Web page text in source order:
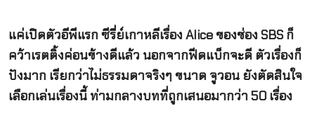
แค่เปิดตัวอีพีแรก ซีรี่ย์เกาหลีเรื่อง Alice ของช่อง SBS ก็
คว้าเรตติ้งค่อนข้างดีแล้ว นอกจากฟีดแบ็กจะดี ตัวเรื่องก็
ปังมาก เรียกว่าไม่ธรรมดาจริงๆ ขนาด จูวอน ยังตัดสินใจ
เลือกเล่นเรื่องนี้ ท่ามกลางบทที่ถูกเสนอมากว่า 50 เรื่อง